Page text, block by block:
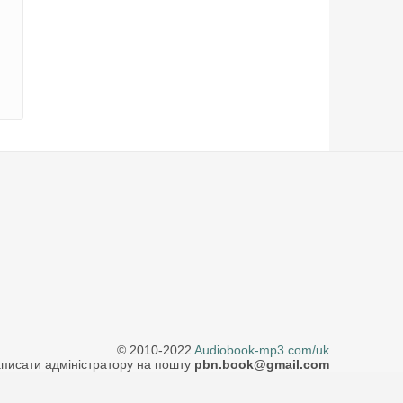
© 2010-2022 Audiobook-mp3.com/uk
адміністратору на пошту pbn.book@gmail.com